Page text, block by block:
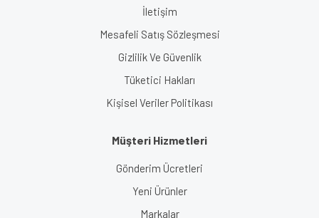
İletişim
Mesafeli Satış Sözleşmesi
Gizlilik Ve Güvenlik
Tüketici Hakları
Kişisel Veriler Politikası
Müşteri Hizmetleri
Gönderim Ücretleri
Yeni Ürünler
Markalar